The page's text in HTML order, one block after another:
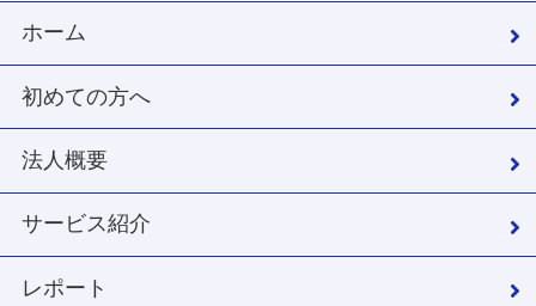
ホーム
初めての方へ
法人概要
サービス紹介
レポート